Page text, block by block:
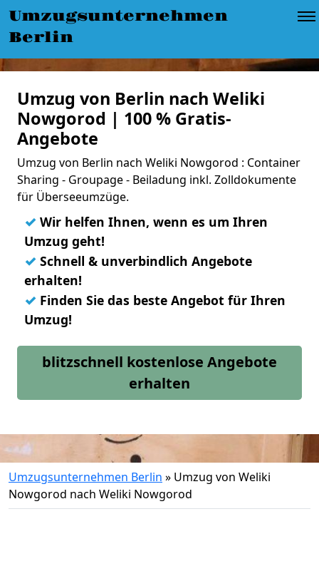
Umzugsunternehmen
Berlin
Umzug von Berlin nach Weliki
Nowgorod | 100 % Gratis-
Angebote
Umzug von Berlin nach Weliki Nowgorod : Container
Sharing - Groupage - Beiladung inkl. Zolldokumente
für Überseeumzüge.
✓ Wir helfen Ihnen, wenn es um Ihren
Umzug geht!
✓ Schnell & unverbindlich Angebote
erhalten!
✓ Finden Sie das beste Angebot für Ihren
Umzug!
blitzschnell kostenlose Angebote
erhalten
Umzugsunternehmen Berlin » Umzug von Weliki
Nowgorod nach Weliki Nowgorod